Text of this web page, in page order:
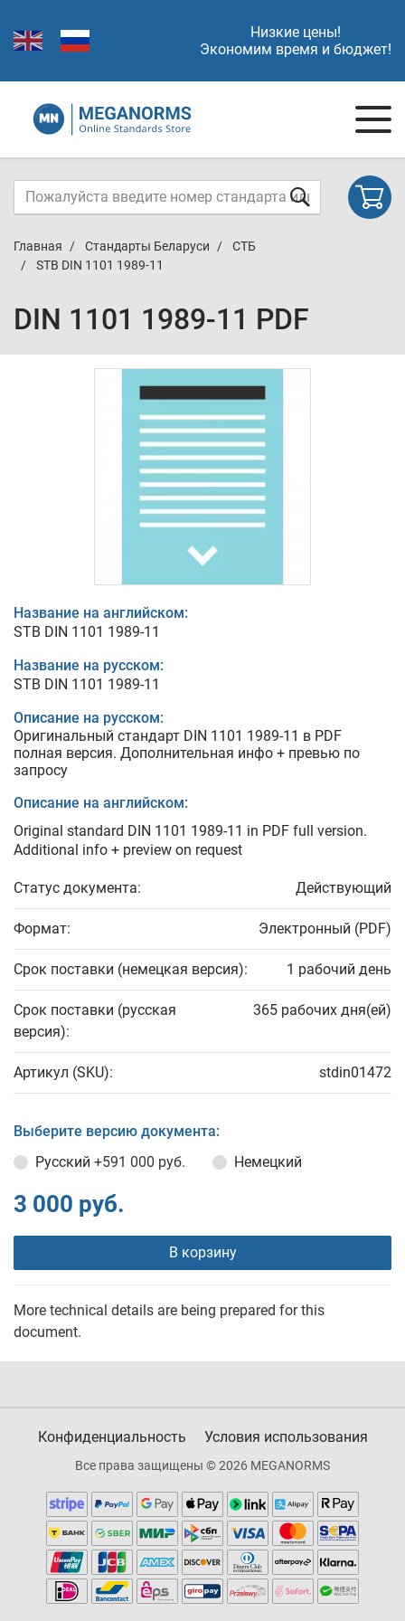
Низкие цены!
Экономим время и бюджет!
Главная Стандарты Беларуси
СТБ
STB DIN 1101 1989-11
DIN 1101 1989-11 PDF
Название на английском:
STB DIN 1101 1989-11
Название на русском:
STB DIN 1101 1989-11
Описание на русском:
Оригинальный стандарт DIN 1101 1989-11 в PDF
полная версия. Дополнительная инфо + превью по
запросу
Описание на английском:
Original standard DIN 1101 1989-11 in PDF full version.
Additional info + preview on request
Статус документа: Действующий
Формат: Электронный (PDF)
Срок поставки (немецкая версия): 1 рабочий день
Срок поставки (русская
версия):
365 рабочих дня(ей)
Артикул (SKU): stdin01472
Выберите версию документа:
Русский +591 000 руб. Немецкий
3 000 руб.
В корзину
More technical details are being prepared for this
document.
Конфиденциальность Условия использования
Все права защищены © 2026 MEGANORMS